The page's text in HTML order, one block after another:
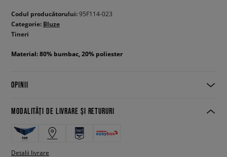
Codul producătorului:95F114-023
Categorie: Bluze
Tineri
Material: 80% bumbac, 20% poliester
OPINII
MODALITĂȚI DE LIVRARE ȘI RETURURI
Detalii livrare